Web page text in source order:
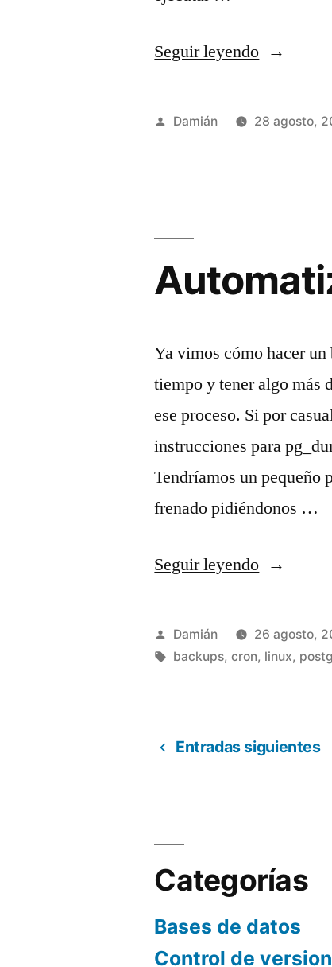
Seguir leyendo«Backup
bases
Publicado
Damián 28 agosto,
Ya vimos cómo hacer
tiempo y tener algo más
ese proceso. Si por
instrucciones para
Tendríamos un pequeño
frenado pidiéndonos …
Seguir leyendo
de
Publicado
por
Damián 26 agosto,
Etiquetas:
backups,cron, linux,
entradas
Entradas siguientes
Categorías
Bases de datos
Control de